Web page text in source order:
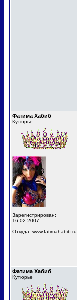
Фатима Хабиб
Кутюрье
Зарегистрирован:
16.02.2007
Откуда: www.fatimahabib.ru
Фатима Хабиб
Кутюрье